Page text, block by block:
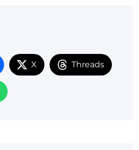
X Threads